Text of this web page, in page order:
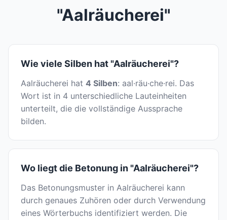
"Aalräucherei"
Wie viele Silben hat "Aalräucherei"?
Aalräucherei hat 4 Silben: aal·räu·che·rei. Das
Wort ist in 4 unterschiedliche Lauteinheiten
unterteilt, die die vollständige Aussprache
bilden.
Wo liegt die Betonung in "Aalräucherei"?
Das Betonungsmuster in Aalräucherei kann
durch genaues Zuhören oder durch Verwendung
eines Wörterbuchs identifiziert werden. Die